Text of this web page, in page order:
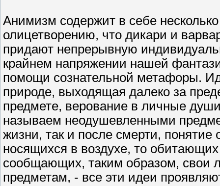
Анимизм содержит в себе
олицетворению, что дикари и
придают непрерывную
крайнем напряжении нашей
помощи сознательной метафоры.
природе, выходящая далеко за
предмете, верование в личные
называем неодушевленными
жизни, так и после смерти,
носящихся в воздухе, то
сообщающих, таким образом, свои
предметам, - все эти идеи